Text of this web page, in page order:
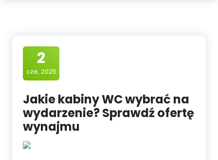
2
cze, 2025
Jakie kabiny WC wybrać na
wydarzenie? Sprawdź ofertę
wynajmu